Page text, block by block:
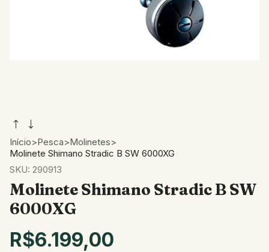
Início>Pesca>Molinetes>
Molinete Shimano Stradic B SW 6000XG
SKU: 290913
Molinete Shimano Stradic B SW
6000XG
R$6.199,00